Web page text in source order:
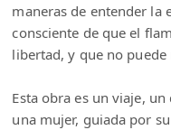
maneras de entender la
consciente de que el
libertad, y que no
Esta obra es un viaje,
una mujer, guiada por